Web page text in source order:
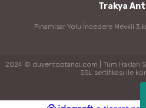
Trakya
Pınarhisar Yolu İncedere Mevkii
2024 © duventoptanci.com | Tüm Hakları
SSL sertifikası ile